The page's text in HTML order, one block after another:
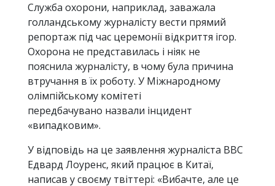
Служба охорони, наприклад, заважала
голландському журналісту вести прямий
репортаж під час церемонії відкриття ігор.
Охорона не представилась і ніяк не
пояснила журналісту, в чому була причина
втручання в їх роботу. У Міжнародному
олімпійському комітеті
передбачувано назвали інцидент
«випадковим».
У відповідь на це заявлення журналіста BBC
Едвард Лоуренс, який працює в Китаї,
написав у своєму твіттері: «Вибачте, але це